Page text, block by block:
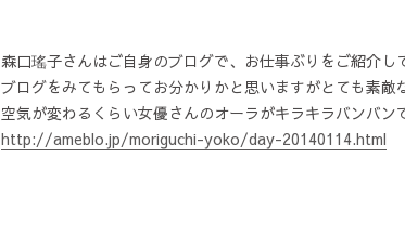
森口瑤子さんはご自身のブログで、お仕事ぶりをご紹介し
ブログをみてもらってお分かりかと思いますがとても素敵
空気が変わるくらい女優さんのオーラがキラキラバンバ
http://ameblo.jp/moriguchi-yoko/day-20140114.html